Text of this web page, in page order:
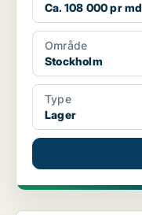
Ca. 108 000 pr md
Område
Stockholm
Type
Lager